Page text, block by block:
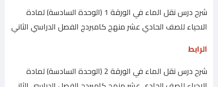
شرح درس نقل الماء في الورقة 1 (الوحدة السادسة) لمادة
الاحياء للصف الحادي عشر منهج كامبردج الفصل الدراسي الثاني
الرابط
شرح درس نقل الماء في الورقة 2 (الوحدة السادسة) لمادة